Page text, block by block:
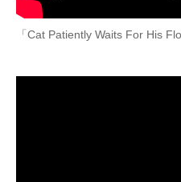
「Cat Patiently Waits For His